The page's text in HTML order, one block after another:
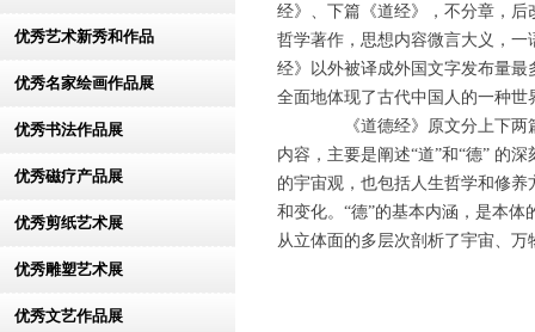
优秀艺术新秀和作品
优秀名家绘画作品展
优秀书法作品展
优秀磁疗产品展
优秀剪纸艺术展
优秀雕塑艺术展
优秀文艺作品展
经》、下篇《道经》，不分章，后
哲学著作，思想内容微言大义，
经》以外被译成外国文字发布量
全面地体现了古代中国人的一种
《道德经》原文分上下两
内容，主要是阐述“道”和“德” 的
的宇宙观，也包括人生哲学和修
和变化。“德”的基本内涵，是本体
从立体面的多层次剖析了宇宙、